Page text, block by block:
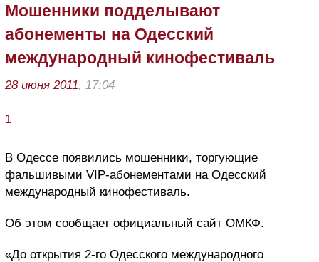
Мошенники подделывают
абонементы на Одесский
международный кинофестиваль
28 июня 2011, 17:04
1
В Одессе появились мошенники, торгующие
фальшивыми VIP-абонементами на Одесский
международный кинофестиваль.
Об этом сообщает официальный сайт ОМКФ.
«До открытия 2-го Одесского международного